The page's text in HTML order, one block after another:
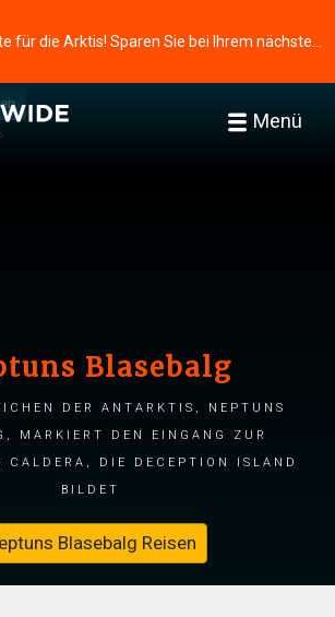
Menü
Blasebalg
der Antarktis, Neptuns
markiert den Eingang zur
Caldera, die Deception Island
bildet
Blasebalg Reisen